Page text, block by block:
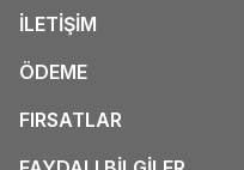
İLETİŞİM
ÖDEME
FIRSATLAR